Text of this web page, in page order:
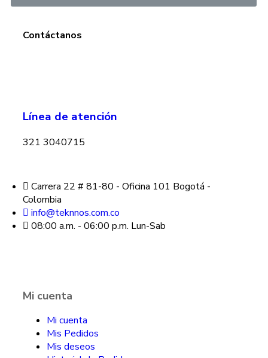
Contáctanos
Línea de atención
321 3040715
Carrera 22 # 81-80 - Oficina 101 Bogotá -
Colombia
info@teknnos.com.co
08:00 a.m. - 06:00 p.m. Lun-Sab
Mi cuenta
Mi cuenta
Mis Pedidos
Mis deseos